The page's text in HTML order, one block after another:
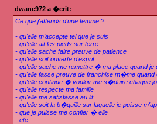
dwane972 a �crit:
Ce que j'attends d'une femme ?
- qu'elle m'accepte tel que je suis
- qu'elle ait les pieds sur terre
- qu'elle sache faire preuve de patience
- qu'elle soit ouverte d'esprit
- qu'elle sache me remettre � ma place quand
- qu'elle fasse preuve de franchise m�me
- qu'elle continue � vouloir me s�duire chaque
- qu'elle respecte ma famille
- qu'elle me satisfasse au lit
- qu'elle soit la b�quille sur laquelle je puisse
- que je puisse me confier � elle
- etc...